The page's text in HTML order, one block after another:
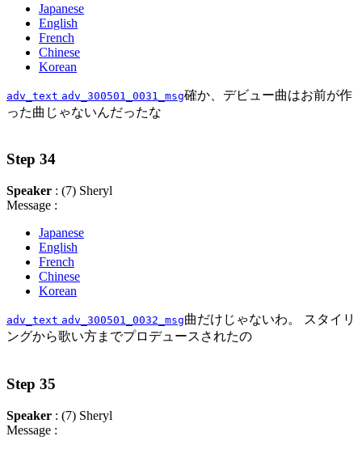
Japanese
English
French
Chinese
Korean
adv_text adv_300501_0031_msg確か、デビュー曲はお前が作
った曲じゃないんだったな
Step 34
Speaker : (7) Sheryl
Message :
Japanese
English
French
Chinese
Korean
adv_text adv_300501_0032_msg曲だけじゃないわ。 スタイリ
ングから歌い方までプロデュースされたの
Step 35
Speaker : (7) Sheryl
Message :